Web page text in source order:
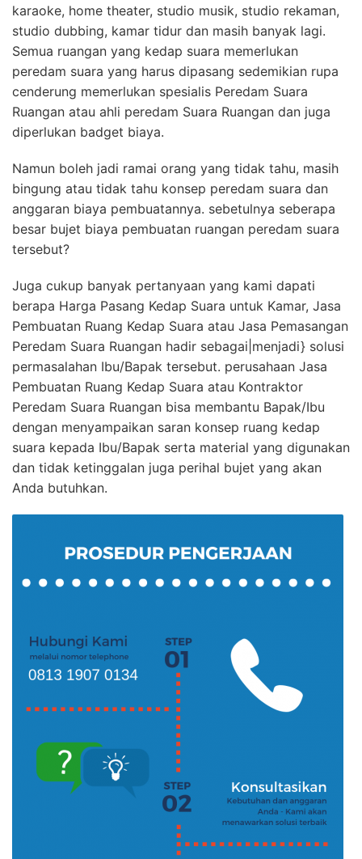
karaoke, home theater, studio musik, studio rekaman,
studio dubbing, kamar tidur dan masih banyak lagi.
Semua ruangan yang kedap suara memerlukan
peredam suara yang harus dipasang sedemikian rupa
cenderung memerlukan spesialis Peredam Suara
Ruangan atau ahli peredam Suara Ruangan dan juga
diperlukan badget biaya.
Namun boleh jadi ramai orang yang tidak tahu, masih
bingung atau tidak tahu konsep peredam suara dan
anggaran biaya pembuatannya. sebetulnya seberapa
besar bujet biaya pembuatan ruangan peredam suara
tersebut?
Juga cukup banyak pertanyaan yang kami dapati
berapa Harga Pasang Kedap Suara untuk Kamar, Jasa
Pembuatan Ruang Kedap Suara atau Jasa Pemasangan
Peredam Suara Ruangan hadir sebagai|menjadi} solusi
permasalahan Ibu/Bapak tersebut. perusahaan Jasa
Pembuatan Ruang Kedap Suara atau Kontraktor
Peredam Suara Ruangan bisa membantu Bapak/Ibu
dengan menyampaikan saran konsep ruang kedap
suara kepada Ibu/Bapak serta material yang digunakan
dan tidak ketinggalan juga perihal bujet yang akan
Anda butuhkan.